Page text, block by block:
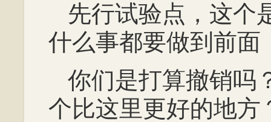
先行试验点，这个
什么事都要做到前面
你们是打算撤销吗
个比这里更好的地方